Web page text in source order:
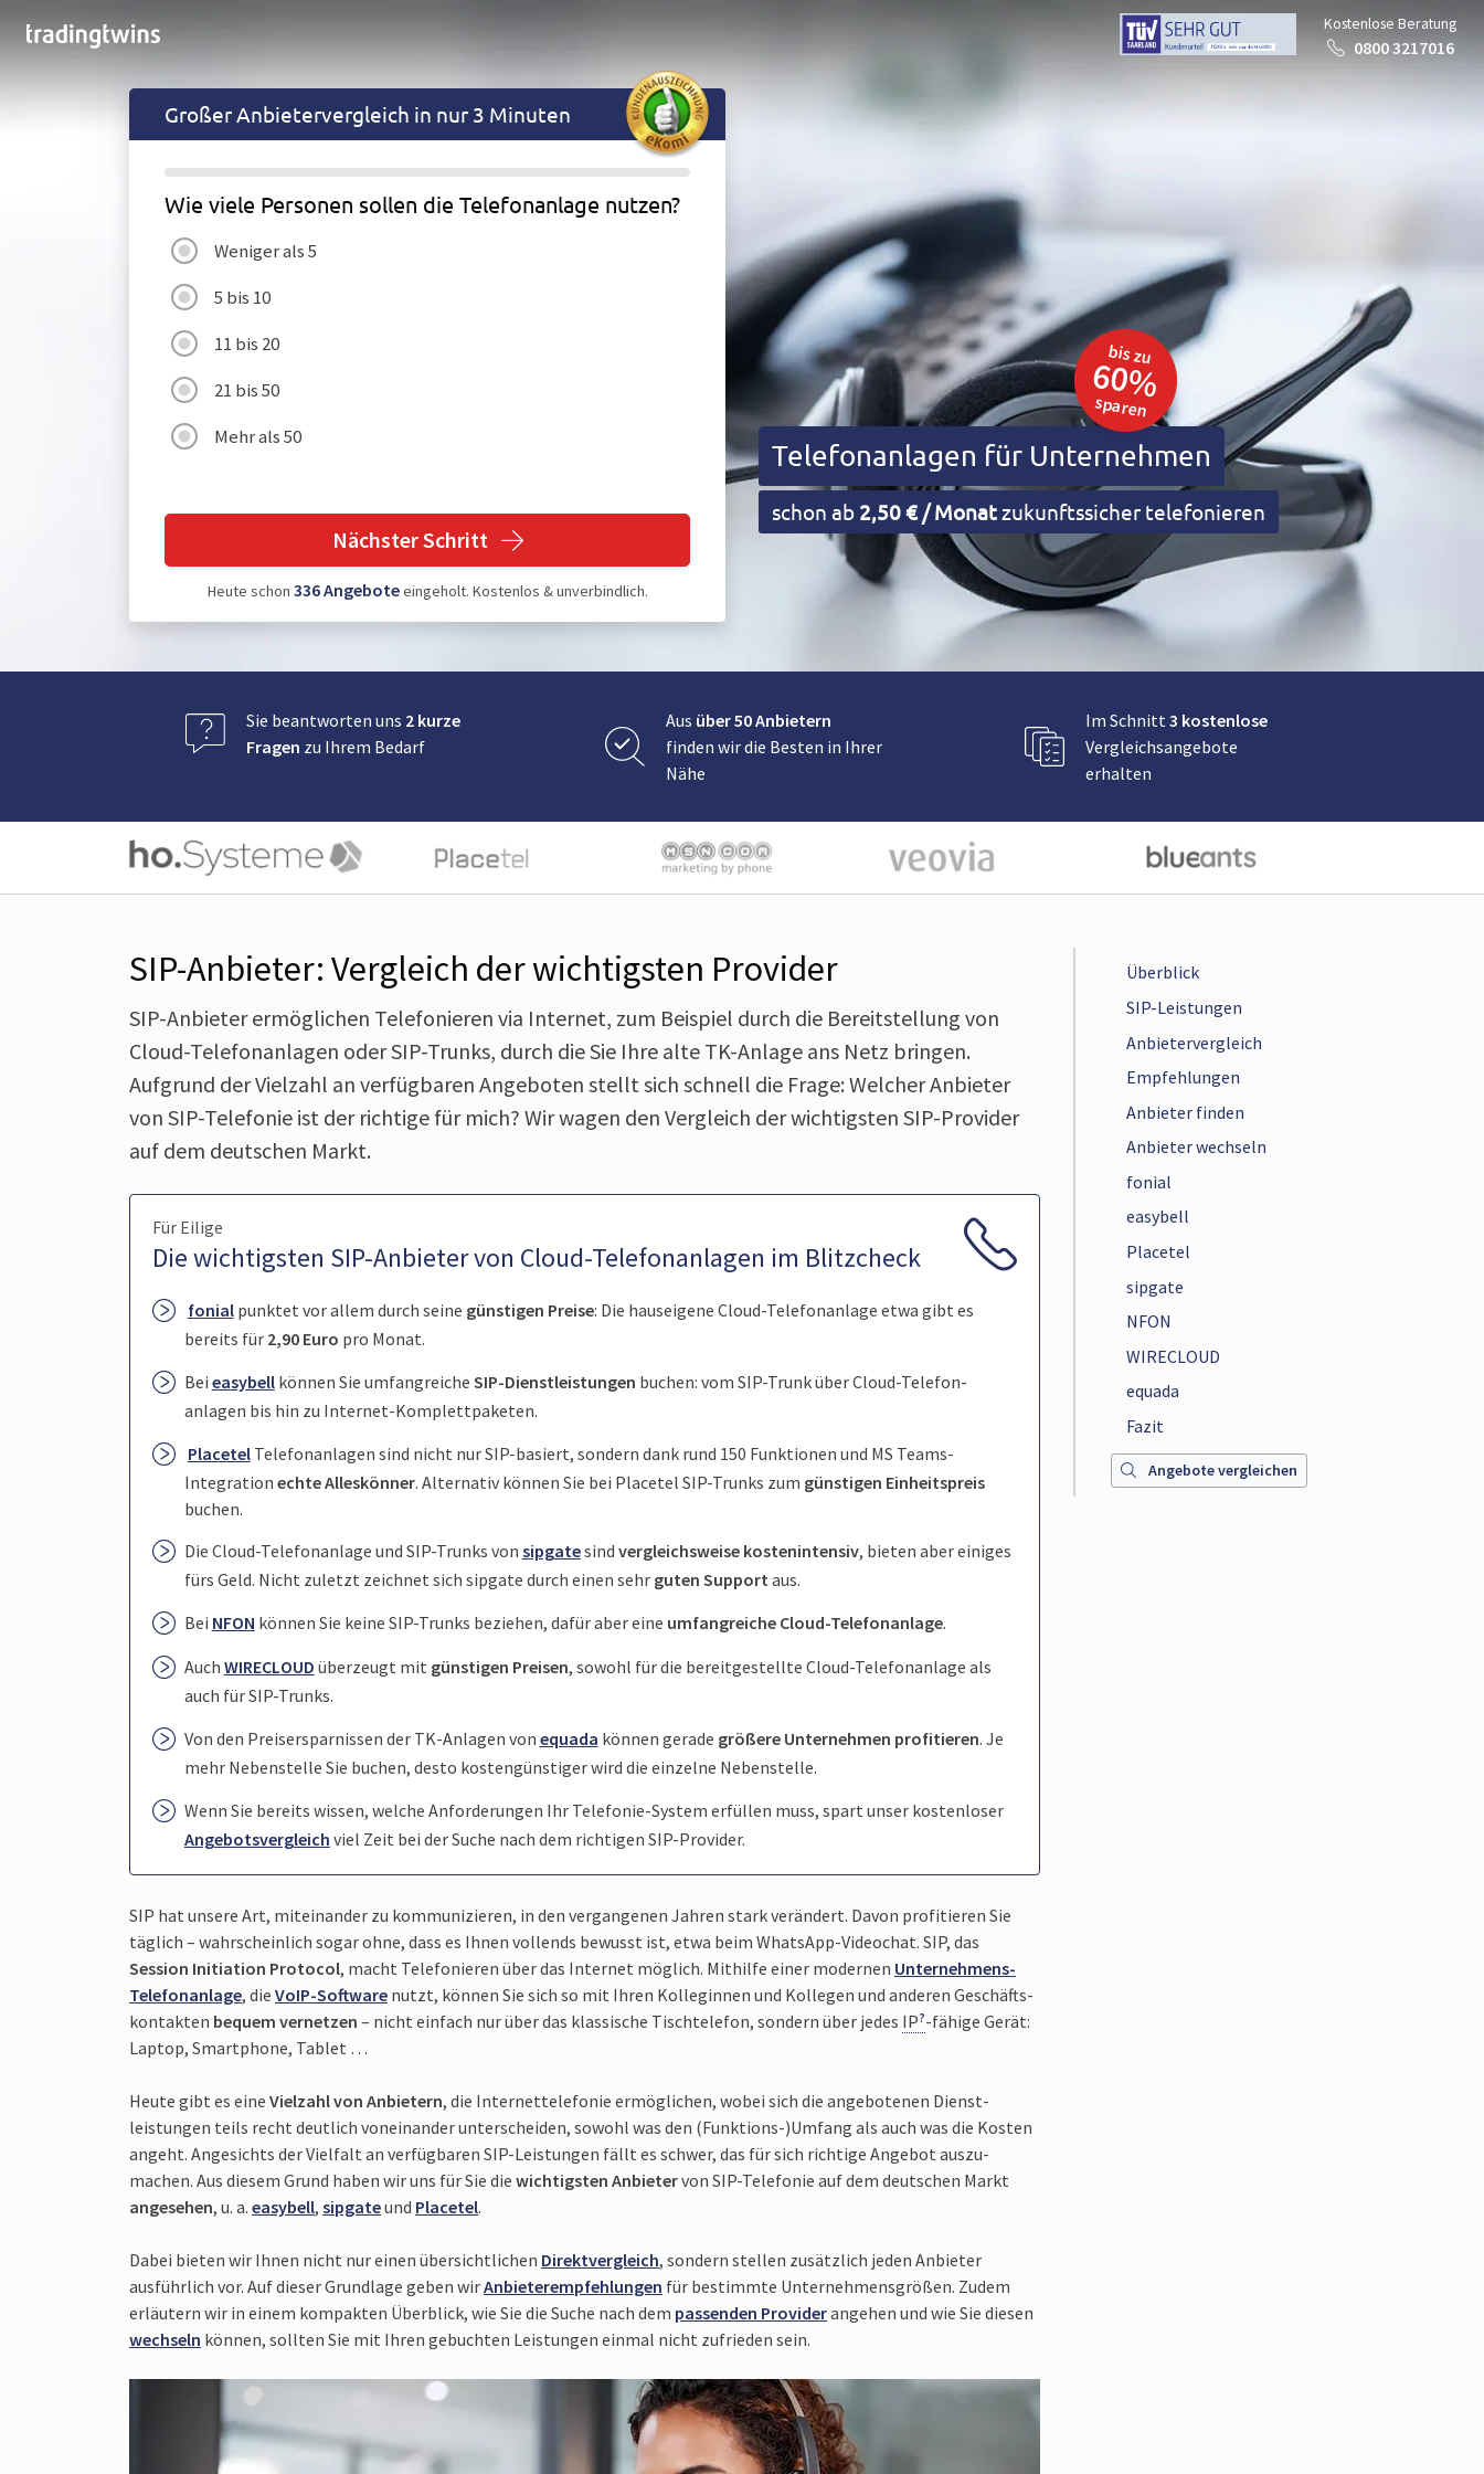
bis zu
60%
sparen
Telefonanlagen für Unternehmen
schon ab 2,50 € / Monatzukunftssicher telefonieren
GroßerAnbietervergleich in nur 3 Minuten
Wie viele Personen sollen die Telefonanlage nutzen?
Weniger als 5
5 bis 10
11 bis 20
21 bis 50
Mehr als 50
Nächster Schritt
Heute schon 336Angeboteeingeholt. Kostenlos & unverbindlich.
Sie beantworten uns 2 kurze
Fragen zu Ihrem Bedarf
Aus über 50 Anbietern
finden wir die Besten in Ihrer
Nähe
Im Schnitt3 kostenlose
Vergleichsangebote
erhalten
SIP-Anbieter: Vergleich der wichtigsten Provider
SIP-Anbieter ermöglichen Telefonieren via Internet, zum Beispiel durch die Bereitstellung von
Cloud-Telefonanlagen oder SIP-Trunks, durch die Sie Ihre alte TK-Anlage ans Netz bringen.
Aufgrund der Vielzahl an verfügbaren Angeboten stellt sich schnell die Frage: Welcher Anbieter
von SIP-Telefonie ist der richtige für mich? Wir wagen den Vergleich der wichtigsten SIP-Provider
auf dem deutschen Markt.
Für Eilige
Die wich­tigsten SIP-Anbieter von Cloud-Telefon­anlagen im Blitz­check
fonialpunktet vor allem durch seine güns­tigen Preise: Die haus­eigene Cloud-Telefon­anlage etwa gibt es
bereits für2,90 Euro pro Monat.
Bei easybellkönnen Sie umfang­reiche SIP-Diens­tleis­tungen buchen: vom SIP-Trunk über Cloud-Telefon­
anlagen bis hin zu Internet-Komplett­paketen.
PlacetelTelefon­anlagen sind nicht nur SIP-basiert, sondern dank rund 150 Funk­tionen und MS Teams-
Integra­tion echte Alles­könner. Alterna­tiv können Sie bei Placetel SIP-Trunks zum güns­tigen Einheits­preis
buchen.
Die Cloud-Telefon­anlage und SIP-Trunks von sipgatesind vergleichs­weise kosten­intensiv, bieten aber einiges
fürs Geld. Nicht zuletzt zeichnet sich sipgate durch einen sehr guten Support aus.
Bei NFON können Sie keine SIP-Trunks beziehen, dafür aber eine umfang­reiche Cloud-Telefon­anlage.
Auch WIRECLOUD überzeugt mit güns­tigen Preisen, sowohl für die bereit­gestellte Cloud-Telefon­anlage als
auch für SIP-Trunks.
Von den Preis­ersparnissen der TK-Anlagen von equada können gerade größere Unter­nehmen profi­tieren. Je
mehr Neben­stelle Sie buchen, desto kosten­günstiger wird die einzelne Neben­stelle.
Wenn Sie bereits wissen, welche Anfor­derungen Ihr Telefonie-System erfüllen muss, spart unser kosten­loser
Angebots­vergleich viel Zeit bei der Suche nach dem rich­tigen SIP-Provider.
SIP hat unsere Art, miteinander zu kommuni­zieren, in den vergan­genen Jahren stark verändert. Davon profitieren Sie
täglich – wahrschein­lich sogar ohne, dass es Ihnen vollends bewusst ist, etwa beim WhatsApp-Video­chat. SIP, das
Session Initia­tion Protocol, macht Telefo­nieren über das Internet möglich. Mit­hilfe einer modernen Unter­nehmens-
Telefon­anlage, die VoIP-Sof­tware nutzt, können Sie sich so mit Ihren Kolleg­innen und Kollegen und anderen Geschäfts­
kontakten bequem ver­netzen – nicht einfach nur über das klassische Tisch­telefon, sondern über jedes IP -fähige Gerät:
Laptop, Smart­phone, Tablet …
Heute gibt es eine Viel­zahl von Anbietern, die Internet­telefonie ermög­lichen, wobei sich die angebo­tenen Dienst­
leistungen teils recht deutlich von­einander unter­scheiden, sowohl was den (Funktions-)Umfang als auch was die Kosten
angeht. Angesichts der Viel­falt an verfüg­baren SIP-Leistungen fällt es schwer, das für sich richtige Angebot auszu­
machen. Aus diesem Grund haben wir uns für Sie die wich­tigsten Anbietervon SIP-Telefonie auf dem deut­schen Markt
angesehen, u. a. easybell, sipgateund Placetel.
Dabei bieten wir Ihnen nicht nur einen übersicht­lichen Direkt­vergleich, sondern stellen zusätz­lich jeden Anbieter
ausführ­lich vor. Auf dieser Grund­lage geben wirAnbieter­empfehlungen für bestimmte Unter­nehmens­größen. Zudem
erläutern wir in einem kompakten Über­blick, wie Sie die Suche nach dem passenden Providerangehen und wie Sie diesen
wechseln können, sollten Sie mit Ihren gebuchten Leis­tungen einmal nicht zufrie­den sein.
Überblick
SIP-Leistungen
Anbietervergleich
Empfehlungen
Anbieter finden
Anbieter wechseln
fonial
easybell
Placetel
sipgate
NFON
WIRECLOUD
equada
Fazit
Angebote vergleichen
Kostenlose Beratung
0800 3217016